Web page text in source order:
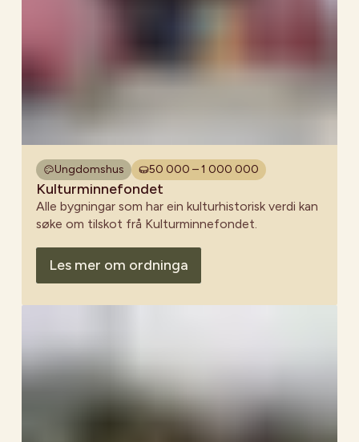
Ungdomshus 50 000 – 1 000 000
Kulturminnefondet
Alle bygningar som har ein kulturhistorisk verdi kan
søke om tilskot frå Kulturminnefondet.
Les mer om ordninga